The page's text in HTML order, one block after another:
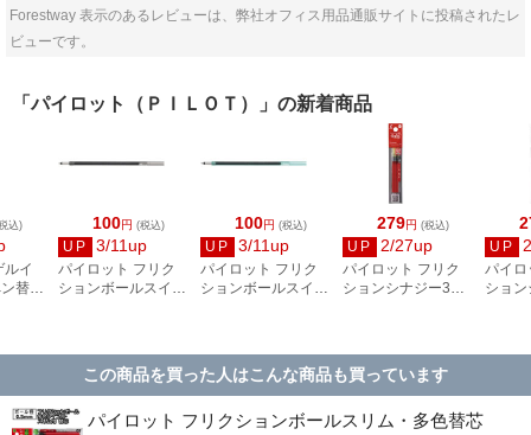
Forestway 表示のあるレビューは、弊社オフィス用品通販サイトに投稿されたレ
ビューです。
「パイロット（ＰＩＬＯＴ）」の新着商品
100円 (税込)
UP 3/11up
パイロット フリク
ションボールスイッ
100円 (税込)
UP 3/11up
パイロット フリク
ションボールスイッ
279円 (税込)
UP 2/27up
パイロット フリク
ションシナジー3
UP
パイロ
ショ
込)
ルイ
替芯
この商品を買った人はこんな商品も買っています
パイロット フリクションボールスリム・多色替芯